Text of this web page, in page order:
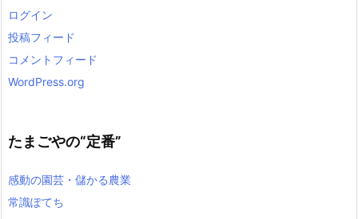
ログイン
投稿フィード
コメントフィード
WordPress.org
たまごやの“定番”
感動の園芸・儲かる農業
常識ぽてち